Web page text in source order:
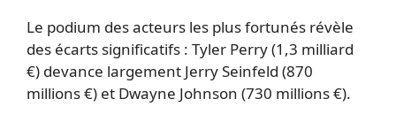
Le podium des acteurs les plus fortunés révèle
des écarts significatifs : Tyler Perry (1,3 milliard
€) devance largement Jerry Seinfeld (870
millions €) et Dwayne Johnson (730 millions €).